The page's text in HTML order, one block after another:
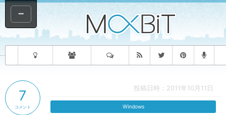
投稿日時：2011年10月11日
7
コメント Windows